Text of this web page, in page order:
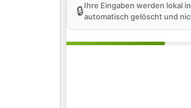
🔒Ihre Eingaben werden lokal
automatisch gelöscht und